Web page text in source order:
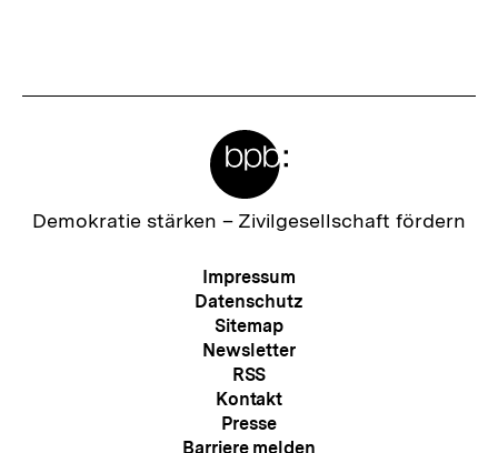
a
Zur
Demokratie stärken – Zivilgesellschaft fördern
Meta-
Navigation
Impressum
Datenschutz
Sitemap
Newsletter
RSS
Kontakt
Presse
Barriere melden